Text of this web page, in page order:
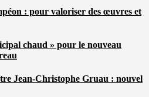
: pour valoriser des œuvres et
chaud » pour le nouveau
Jean-Christophe Gruau : nouvel